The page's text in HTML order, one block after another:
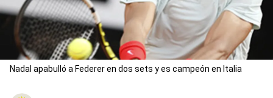
Nadal apabulló a Federer en dos sets y es campeón en Italia